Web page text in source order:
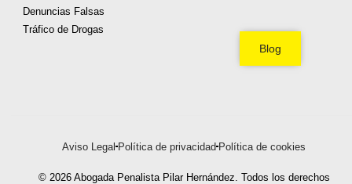
Denuncias Falsas
Tráfico de Drogas
Blog
Aviso Legal Política de privacidad Política de cookies
© 2026 Abogada Penalista Pilar Hernández. Todos los derechos